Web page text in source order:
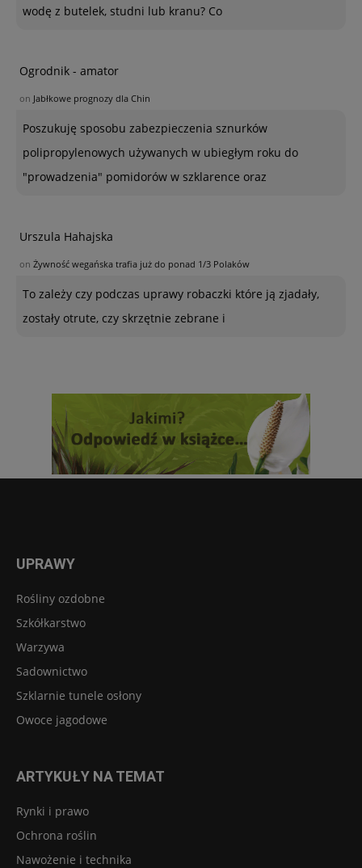
wodę z butelek, studni lub kranu? Co
Ogrodnik - amator
on Jabłkowe prognozy dla Chin
Poszukuję sposobu zabezpieczenia sznurków
polipropylenowych używanych w ubiegłym roku do
"prowadzenia" pomidorów w szklarence oraz
Urszula Hahajska
on Żywność wegańska trafia już do ponad 1/3 Polaków
To zależy czy podczas uprawy robaczki które ją zjadały,
zostały otrute, czy skrzętnie zebrane i
UPRAWY
Rośliny ozdobne
Szkółkarstwo
Warzywa
Sadownictwo
Szklarnie tunele osłony
Owoce jagodowe
ARTYKUŁY NA TEMAT
Rynki i prawo
Ochrona roślin
Nawożenie i technika